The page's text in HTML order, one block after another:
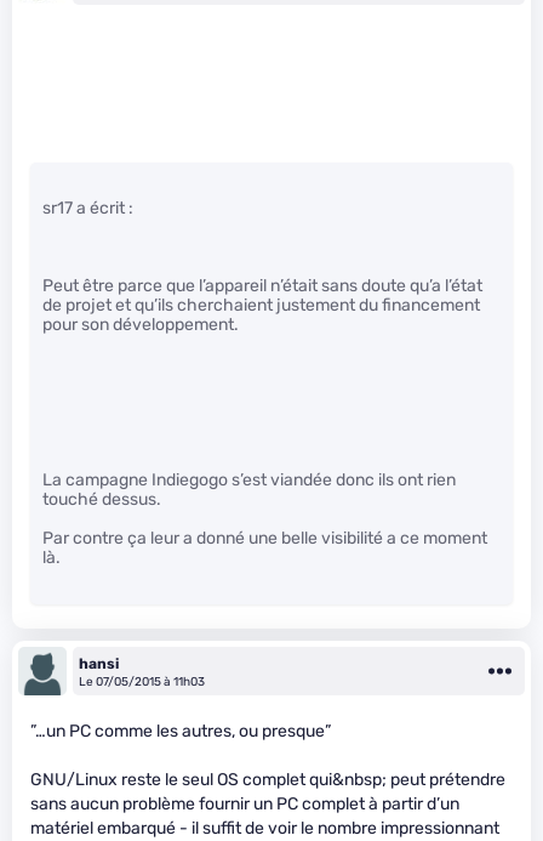
sr17 a écrit :
Peut être parce que l’appareil n’était sans doute qu’a l’état
de projet et qu’ils cherchaient justement du financement
pour son développement.
La campagne Indiegogo s’est viandée donc ils ont rien
touché dessus.
Par contre ça leur a donné une belle visibilité a ce moment
là.
hansi
Le 07/05/2015 à 11h03
”…un PC comme les autres, ou presque”
GNU/Linux reste le seul OS complet qui&nbsp; peut prétendre
sans aucun problème fournir un PC complet à partir d’un
matériel embarqué - il suffit de voir le nombre impressionnant